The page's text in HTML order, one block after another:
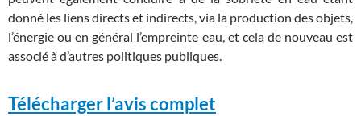
donné les liens directs et indirects, via la production des objets,
l’énergie ou en général l’empreinte eau, et cela de nouveau est
associé à d’autres politiques publiques.
Télécharger l’avis complet